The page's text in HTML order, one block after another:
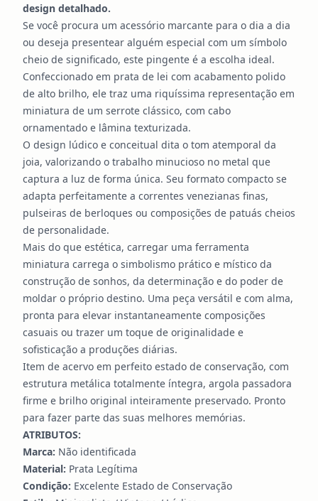
design detalhado.
Se você procura um acessório marcante para o dia a dia
ou deseja presentear alguém especial com um símbolo
cheio de significado, este pingente é a escolha ideal.
Confeccionado em prata de lei com acabamento polido
de alto brilho, ele traz uma riquíssima representação em
miniatura de um serrote clássico, com cabo
ornamentado e lâmina texturizada.
O design lúdico e conceitual dita o tom atemporal da
joia, valorizando o trabalho minucioso no metal que
captura a luz de forma única. Seu formato compacto se
adapta perfeitamente a correntes venezianas finas,
pulseiras de berloques ou composições de patuás cheios
de personalidade.
Mais do que estética, carregar uma ferramenta
miniatura carrega o simbolismo prático e místico da
construção de sonhos, da determinação e do poder de
moldar o próprio destino. Uma peça versátil e com alma,
pronta para elevar instantaneamente composições
casuais ou trazer um toque de originalidade e
sofisticação a produções diárias.
Item de acervo em perfeito estado de conservação, com
estrutura metálica totalmente íntegra, argola passadora
firme e brilho original inteiramente preservado. Pronto
para fazer parte das suas melhores memórias.
ATRIBUTOS:
Marca: Não identificada
Material: Prata Legítima
Condição: Excelente Estado de Conservação